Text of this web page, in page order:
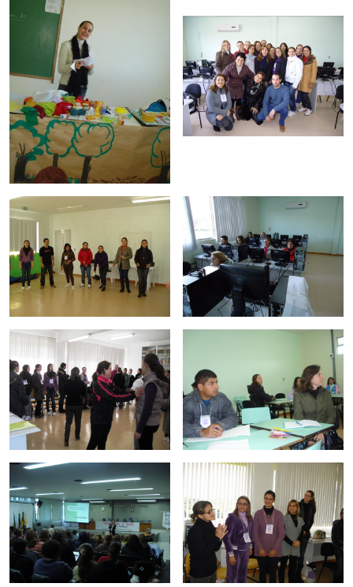
Ministério da Cidadania
Ministério da Saúde
Ministério de Minas e Energia
Ministério da Ciência, Tecnologia, Inovações e Comunicações
Ministério do Meio Ambiente
Ministério do Turismo
Ministério do Desenvolvimento Regional
Controladoria-Geral da União
Ministério da Mulher, da Família e dos Direitos Humanos
Secretaria-Geral
Secretaria de Governo
Gabinete de Segurança Institucional
Advocacia-Geral da União
Banco Central do Brasil